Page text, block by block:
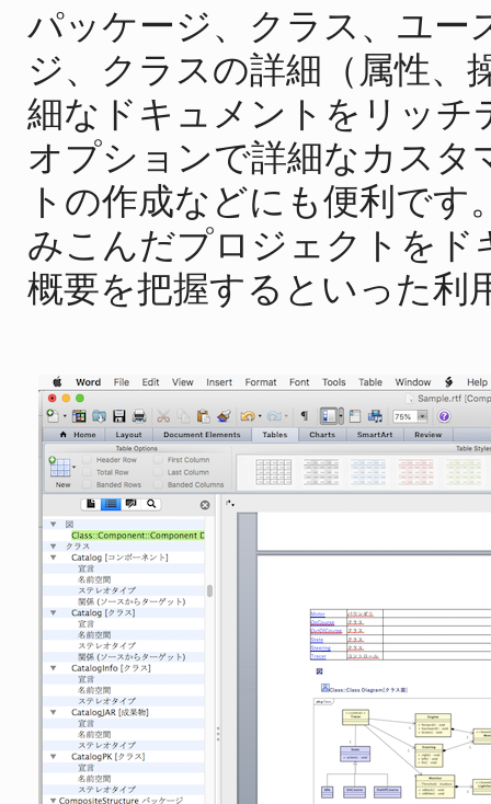
パッケージ、クラス、ユー
ジ、クラスの詳細（属性、
細なドキュメントをリッチ
オプションで詳細なカス
トの作成などにも便利で
みこんだプロジェクトを
概要を把握するといった利